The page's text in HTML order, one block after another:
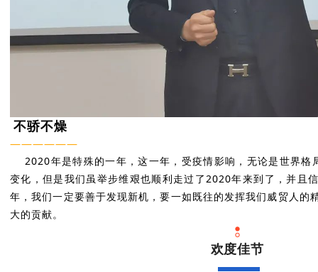
不骄不燥
——————
2020年是特殊的一年，这一年，受疫情影响，无论是世界格
变化，但是我们虽举步维艰也顺利走过了2020年来到了，并且
年，我们一定要善于发现新机，要一如既往的发挥我们威贸人的
大的贡献。
欢度佳节